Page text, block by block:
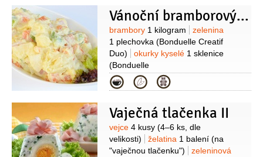
Vánoční bramborový salát
Suroviny
brambory 1 kilogram
zelenina
1 plechovka (Bonduelle Creatif
Duo)
okurky kyselé 1 sklenice
(Bonduelle
okurky)
cibule
Kategorie
Vaječná tlačenka II
Suroviny
vejce 4 kusy (4–6 ks, dle
velikosti)
želatina 1 balení (na
"vaječnou tlačenku")
zeleninová